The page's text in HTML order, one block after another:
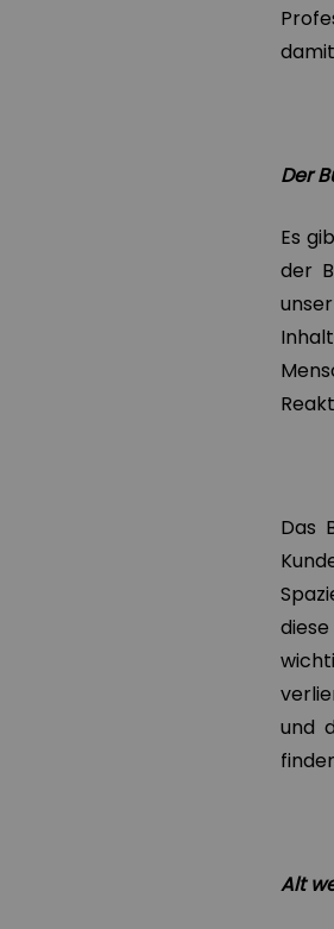
Der
Es
der
Das
und
Alt